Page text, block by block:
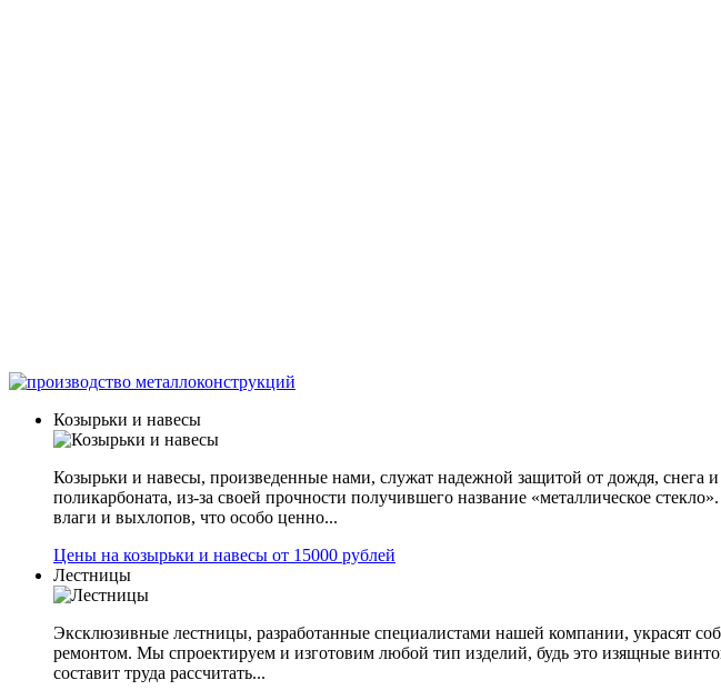
Козырьки и навесы
Козырьки и навесы, произведенные нами, служат надежной защитой от дождя,
поликарбоната, из-за своей прочности получившего название «металлическое
влаги и выхлопов, что особо ценно...
Цены на козырьки и навесы от 15000 рублей
Лестницы
Эксклюзивные лестницы, разработанные специалистами нашей компании, украсят
ремонтом. Мы спроектируем и изготовим любой тип изделий, будь это изящные
составит труда рассчитать...